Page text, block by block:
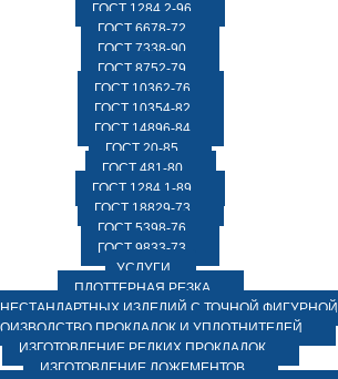
ГОСТ 1284.2-96
ГОСТ 6678-72
ГОСТ 7338-90
ГОСТ 8752-79
ГОСТ 10362-76
ГОСТ 10354-82
ГОСТ 14896-84
ГОСТ 20-85
ГОСТ 481-80
ГОСТ 1284.1-89
ГОСТ 18829-73
ГОСТ 5398-76
ГОСТ 9833-73
УСЛУГИ
ПЛОТТЕРНАЯ РЕЗКА
ИЗДЕЛИЙ С ТОЧНОЙ ФИГУРНОЙ
ПРОКЛАДОК И УПЛОТНИТЕЛЕЙ
ИЗГОТОВЛЕНИЕ РЕДКИХ ПРОКЛАДОК
ИЗГОТОВЛЕНИЕ ЛОЖЕМЕНТОВ